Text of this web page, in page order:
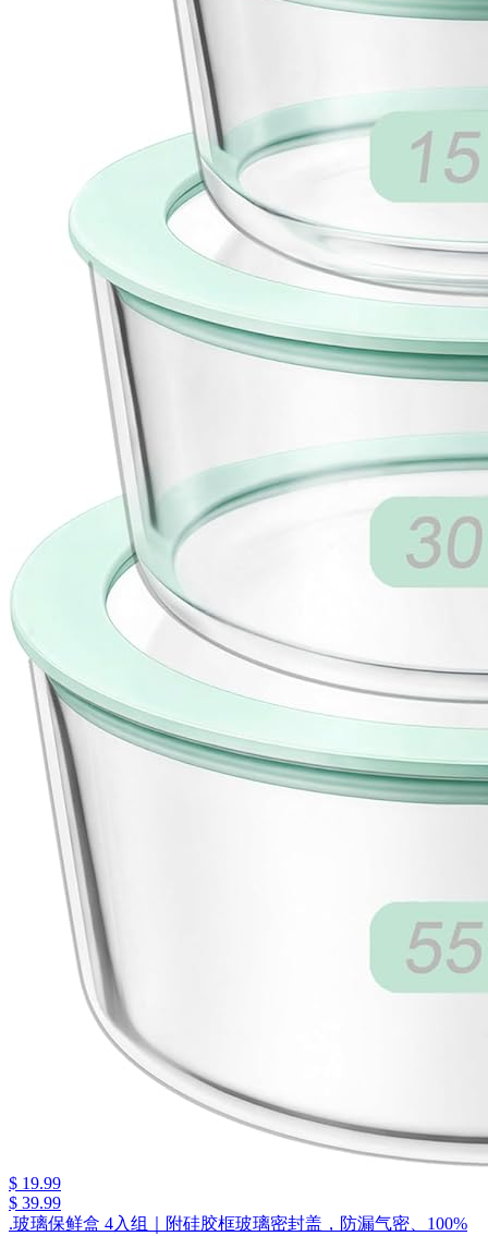
$ 19.99
$ 39.99
.玻璃保鲜盒 4入组｜附硅胶框玻璃密封盖，防漏气密、100%